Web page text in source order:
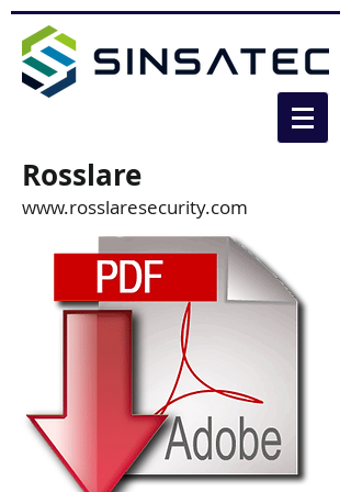
Rosslare
www.rosslaresecurity.com